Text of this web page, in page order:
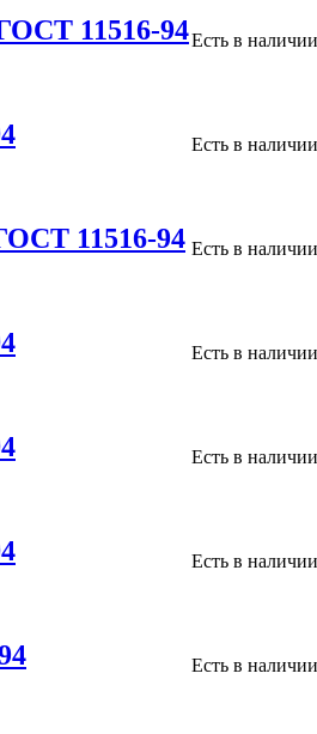
11516-94Есть в наличии
Есть в наличии
11516-94 Есть в наличии
Есть в наличии
Есть в наличии
Есть в наличии
Есть в наличии